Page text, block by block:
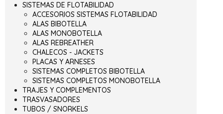
SISTEMAS DE FLOTABILIDAD
ACCESORIOS SISTEMAS FLOTABILIDAD
ALAS BIBOTELLA
ALAS MONOBOTELLA
ALAS REBREATHER
CHALECOS - JACKETS
PLACAS Y ARNESES
SISTEMAS COMPLETOS BIBOTELLA
SISTEMAS COMPLETOS MONOBOTELLA
TRAJES Y COMPLEMENTOS
TRASVASADORES
TUBOS / SNORKELS